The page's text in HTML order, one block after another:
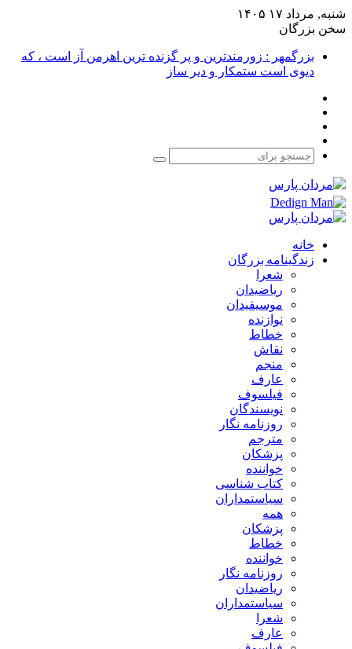
شنبه, مرداد ۱۷ ۱۴۰۵
سخن بزرگان
بزرگمهر : زورمندترین و پر گزنده ترین اهرمن آز است ، که
دیوی است ستمکار و دیر ساز
جستجو
خانه
زندگینامه بزرگان
شعرا
ریاضیدان
موسیقیدان
نوازنده
خطاط
نقاش
منجم
عارف
فیلسوف
نویسندگان
روزنامه نگار
مترجم
پزشکان
خواننده
کتاب شناسی
سیاستمداران
همه
پزشکان
خطاط
خواننده
روزنامه نگار
ریاضیدان
سیاستمداران
شعرا
عارف